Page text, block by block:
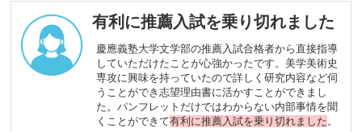
有利に推薦入試を乗り切れました
慶應義塾大学文学部の推薦入試合格者から直接指導
していただけたことが心強かったです。美学美術史
専攻に興味を持っていたので詳しく研究内容など伺
うことができ志望理由書に活かすことができまし
た。パンフレットだけではわからない内部事情を聞
くことができて有利に推薦入試を乗り切れました 。